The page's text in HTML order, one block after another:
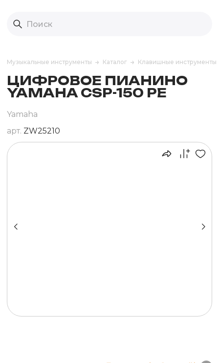
Музыкальные инструменты Каталог Клавишные инструменты
ЦИФРОВОЕ ПИАНИНО
YAMAHA CSP-150 PE
Yamaha
арт. ZW25210